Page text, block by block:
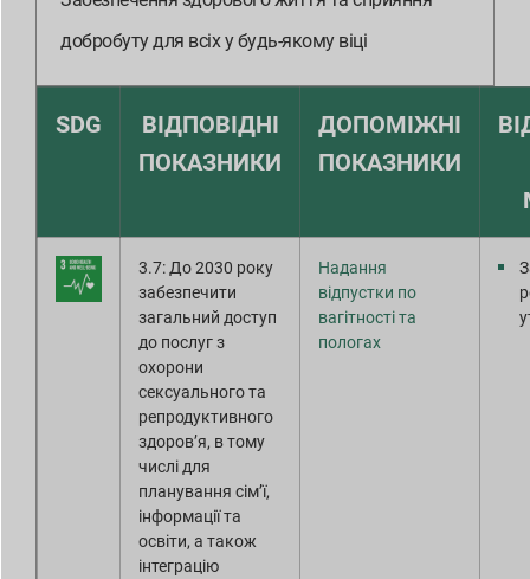
звітів
добробуту для всіх у будь-якому віці
SDG
ВІДПОВІДНІ
ПОКАЗНИКИ
ДОПОМІЖНІ
ПОКАЗНИКИ
3.7: До 2030 року
забезпечити
загальний доступ
до послуг з
охорони
сексуального та
репродуктивного
здоров’я, в тому
числі для
планування сім’ї,
інформації та
освіти, а також
інтеграцію
Надання
відпустки по
вагітності та
пологах